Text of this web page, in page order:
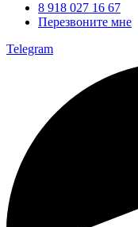
8 918 027 16 67
Перезвоните мне
Telegram